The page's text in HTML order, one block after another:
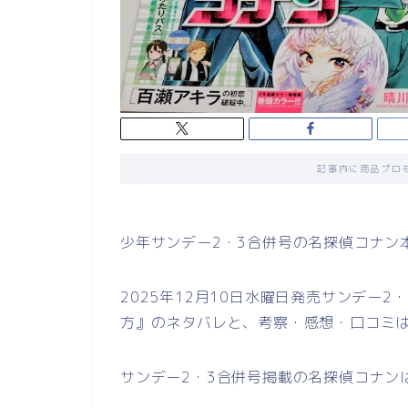
記事内に商品プロ
少年サンデー2・3合併号の名探偵コナ
2025年12月10日水曜日発売サンデー2
方』のネタバレと、考察・感想・口コミ
サンデー2・3合併号掲載の名探偵コナ